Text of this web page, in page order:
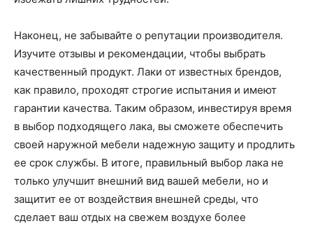
Наконец, не забывайте о репутации производителя.
Изучите отзывы и рекомендации, чтобы выбрать
качественный продукт. Лаки от известных брендов,
как правило, проходят строгие испытания и имеют
гарантии качества. Таким образом, инвестируя время
в выбор подходящего лака, вы сможете обеспечить
своей наружной мебели надежную защиту и продлить
ее срок службы. В итоге, правильный выбор лака не
только улучшит внешний вид вашей мебели, но и
защитит ее от воздействия внешней среды, что
сделает ваш отдых на свежем воздухе более